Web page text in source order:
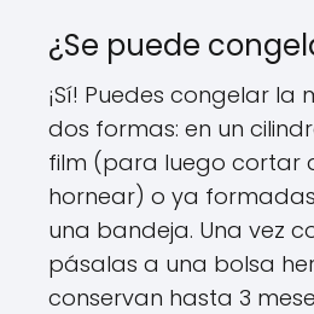
¿Se puede
¡Sí! Puedes congelar
dos formas: en un
film (para luego cortar
hornear) o ya
una bandeja. Una vez
pásalas a una bolsa
conservan hasta 3